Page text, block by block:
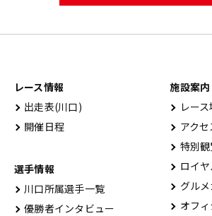
レース情報
出⾛表(川⼝)
開催⽇程
選手情報
川口所属選手一覧
優勝者インタビュー
施設案内
レース
アクセ
特別観
ロイヤ
グルメ
オフィ